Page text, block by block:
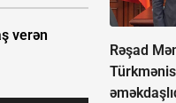
verən
Rəşad